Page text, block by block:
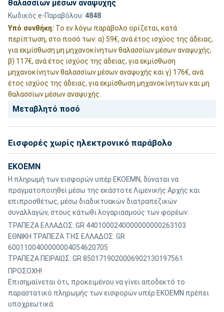
θαλασσίων μέσων αναψυχής
Κωδικός e-Παραβόλου: 4848
Υπό συνθήκη: Το εν λόγω παράβολο ορίζεται, κατά
περίπτωση, στο ποσό των: α) 59€, ανά έτος ισχύος της άδειας,
για εκμίσθωση μη μηχανοκίνητων θαλασσίων μέσων αναψυχής,
β) 117€, ανά έτος ισχύος της άδειας, για εκμίσθωση
μηχανοκίνητων θαλασσίων μέσων αναψυχής και γ) 176€, ανά
έτος ισχύος της άδειας, για εκμίσθωση μηχανοκίνητων και μη
θαλασσίων μέσων αναψυχής.
Μεταβλητό ποσό
Εισφορές χωρίς ηλεκτρονικό παράβολο
ΕΚΟΕΜΝ
Η πληρωμή των εισφορών υπέρ ΕΚΟΕΜΝ, δύναται να
πραγματοποιηθεί μέσω της εκάστοτε Λιμενικής Αρχής και
επιπροσθέτως, μέσω διαδικτυακών διατραπεζικών
συναλλαγών, στους κάτωθι λογαριασμούς των φορέων:
ΤΡΑΠΕΖΑ ΕΛΛΑΔΟΣ: GR 4401000240000000000263103
ΕΘΝΙΚΗ ΤΡΑΠΕΖΑ ΤΗΣ ΕΛΛΑΔΟΣ: GR
6001100400000004054620705
ΤΡΑΠΕΖΑ ΠΕΙΡΑΙΩΣ: GR 8501719020006902130197561
ΠΡΟΣΟΧΗ!
Επισημαίνεται ότι, προκειμένου να γίνει αποδεκτό το
παραστατικό πληρωμής των εισφορών υπέρ ΕΚΟΕΜΝ πρέπει
υποχρεωτικά: